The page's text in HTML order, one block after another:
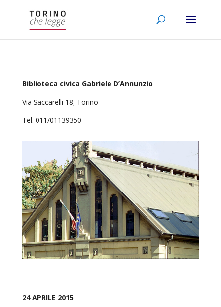
Biblioteca civica Gabriele D’Annunzio
Via Saccarelli 18, Torino
Tel. 011/01139350
24 APRILE 2015